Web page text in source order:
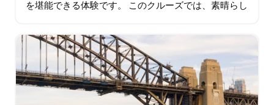
を堪能できる体験です。 このクルーズでは、素晴らし
ースのデギュスタシオン…